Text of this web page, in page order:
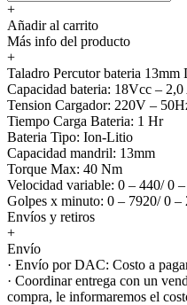
+
Añadir al carrito
Más info del producto
+
Taladro Percutor bateria 13mm
Capacidad bateria: 18Vcc – 2,0
Tension Cargador: 220V –
Tiempo Carga Bateria: 1 Hr
Bateria Tipo: Ion-Litio
Capacidad mandril: 13mm
Torque Max: 40 Nm
Velocidad variable: 0 – 440/ 0
Golpes x minuto: 0 – 7920/ 0 –
Envíos y retiros
+
Envío
· Envío por DAC: Costo a
· Coordinar entrega con un
compra, le informaremos el